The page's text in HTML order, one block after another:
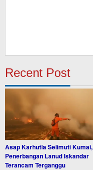
Recent Post
Asap Karhutla Selimuti Kumai,
Penerbangan Lanud Iskandar
Terancam Terganggu